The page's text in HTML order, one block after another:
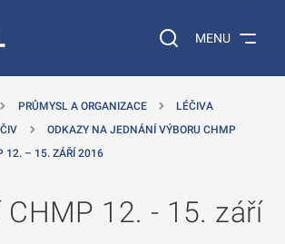
Vyhledávání na
MENU
PRŮMYSL A ORGANIZACE
LÉČIVA
ODKAZY NA JEDNÁNÍ VÝBORU CHMP
12. – 15. ZÁŘÍ 2016
12. - 15. září